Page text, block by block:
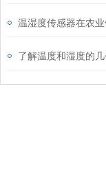
温湿度传感器在农